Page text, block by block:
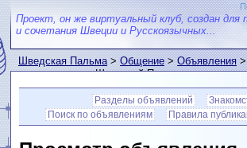
Проект, он же виртуальный клуб, создан для
и сочетания Швеции и Русскоязычных...
Шведская Пальма>Общение>Объявления>
пользователем Шведской Пальмы
Разделы объявлений
Поиск по объявлениям
Правила